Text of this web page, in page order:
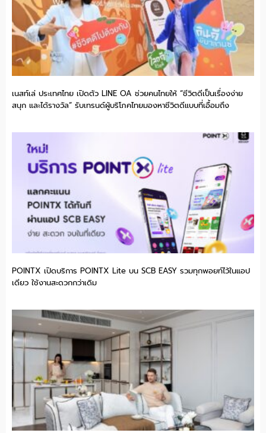
เนสท์เล่ ประเทศไทย เปิดตัว LINE OA ช่วยคนไทยให้ “ชีวิตดีเป็นเรื่องง่าย
สนุก และได้รางวัล” รับเทรนด์ผู้บริโภคไทยมองหาชีวิตดีแบบที่เอื้อมถึง
POINTX เปิดบริการ POINTX Lite บน SCB EASY รวมทุกพอยท์ไว้ในแอป
เดียว ใช้งานสะดวกกว่าเดิม